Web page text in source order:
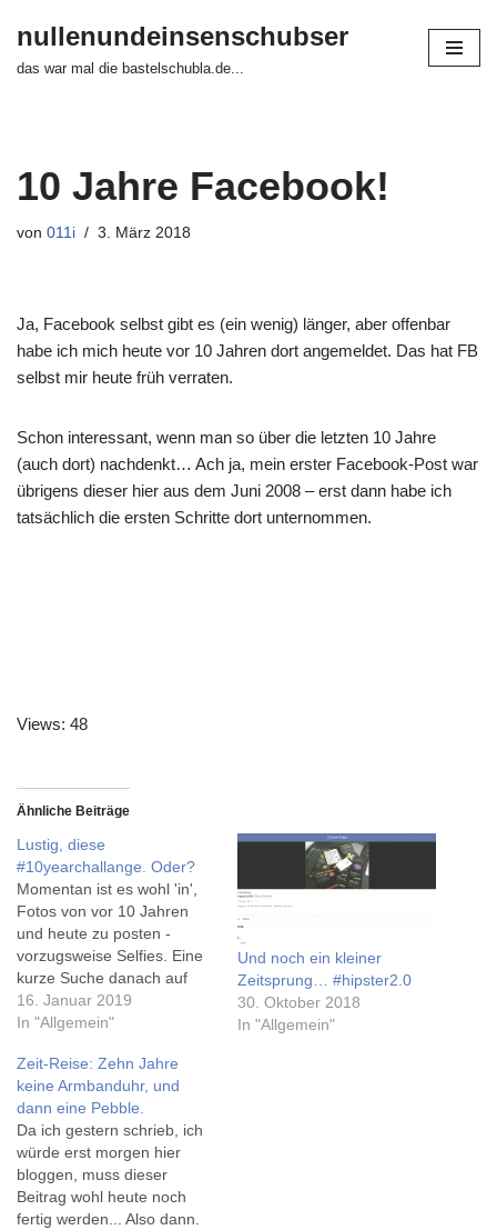
Zum
nullenundeinsenschubser
das war mal die bastelschubla.de...
10 Jahre Facebook!
von 011i 3. März 2018
Ja, Facebook selbst gibt es (ein wenig) länger, aber offenbar
habe ich mich heute vor 10 Jahren dort angemeldet. Das hat FB
selbst mir heute früh verraten.
Schon interessant, wenn man so über die letzten 10 Jahre
(auch dort) nachdenkt… Ach ja, mein erster Facebook-Post war
übrigens dieser hier aus dem Juni 2008 – erst dann habe ich
tatsächlich die ersten Schritte dort unternommen.
Views: 48
Ähnliche Beiträge
Lustig, diese
#10yearchallange. Oder?
Momentan ist es wohl 'in',
Fotos von vor 10 Jahren
und heute zu posten -
vorzugsweise Selfies. Eine
kurze Suche danach auf
Instagram und Twitter liefert
tausende Ergebnisse. Mein
Person, sondern ein Stück
Kunststoff.
https://twitter.com/011i/statu
s/1085626702842290176
Los ging das Ganze wohl
auf Facebook - und schnell
kann man…
16. Januar 2019
In "Allgemein"
Und noch ein kleiner
Zeitsprung… #hipster2.0
30. Oktober 2018
In "Allgemein"
Zeit-Reise: Zehn Jahre
keine Armbanduhr, und
dann eine Pebble.
Da ich gestern schrieb, ich
würde erst morgen hier
bloggen, muss dieser
Beitrag wohl heute noch
fertig werden... Also dann.